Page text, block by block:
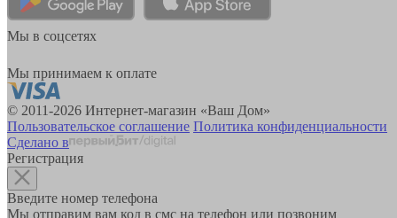
Мы в соцсетях
Мы принимаем к оплате
© 2011-2026 Интернет-магазин «Ваш Дом»
Пользовательское соглашение Политика конфиденциальности
Сделано в
Регистрация
Введите номер телефона
Мы отправим вам код в смс на телефон или позвоним